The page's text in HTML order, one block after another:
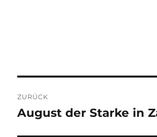
ZURÜCK
Vorheriger
August der Starke in